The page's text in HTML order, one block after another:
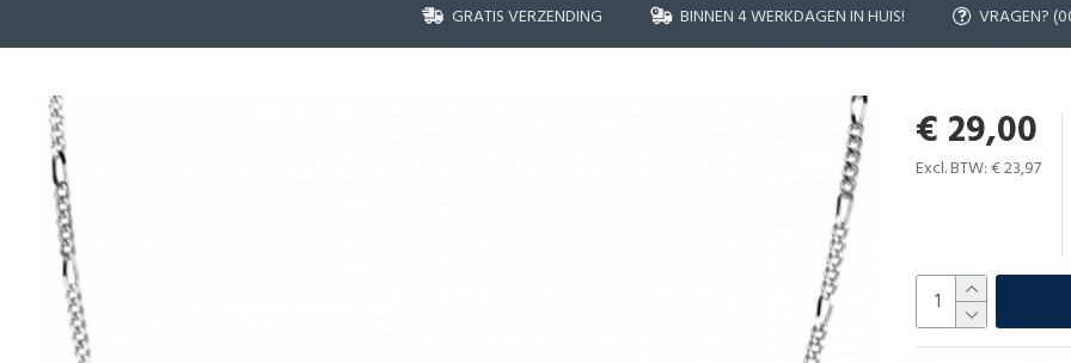
GRATIS VERZENDING BINNEN 4 WERKDAGEN IN HUIS! VRAGEN?
€ 29,00
Excl. BTW: € 23,97